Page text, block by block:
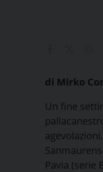
di Mirko
Un fine
Pavia (serie